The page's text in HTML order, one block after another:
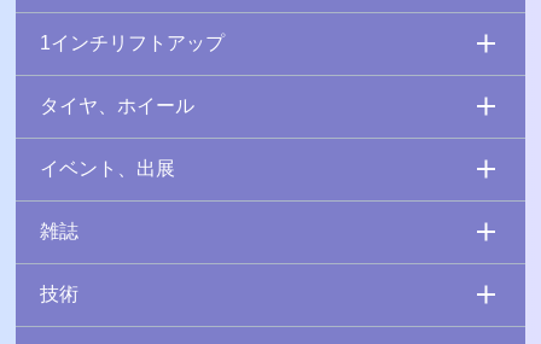
1インチリフトアップ
タイヤ、ホイール
イベント、出展
雑誌
技術